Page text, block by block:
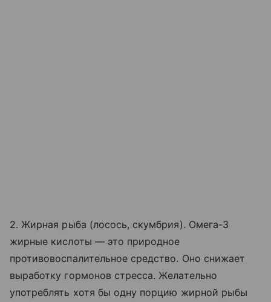
2. Жирная рыба (лосось, скумбрия). Омега-3
жирные кислоты — это природное
противовоспалительное средство. Оно снижает
выработку гормонов стресса. Желательно
употреблять хотя бы одну порцию жирной рыбы